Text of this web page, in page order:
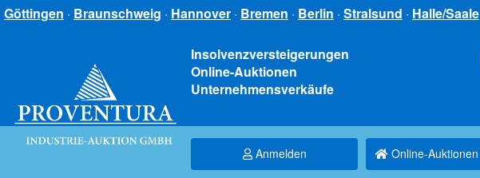
Göttingen · Braunschweig · Hannover · Bremen · Berlin · Stralsund · Halle/Saale
Insolvenzversteigerungen
Online-Auktionen
Unternehmensverkäufe
Anmelden Online-Auktionen